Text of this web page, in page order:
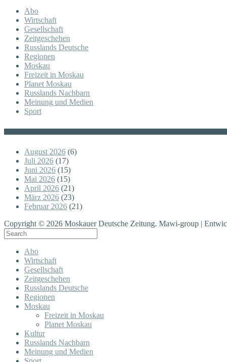
Abo
Wirtschaft
Gesellschaft
Zeitgeschehen
Russlands Deutsche
Regionen
Moskau
Freizeit in Moskau
Planet Moskau
Russlands Nachbarn
Meinung und Medien
Sport
August 2026 (6)
Juli 2026 (17)
Juni 2026 (15)
Mai 2026 (15)
April 2026 (21)
März 2026 (23)
Februar 2026 (21)
Copyright © 2026 Moskauer Deutsche Zeitung. Mawi-group |
Abo
Wirtschaft
Gesellschaft
Zeitgeschehen
Russlands Deutsche
Regionen
Moskau
Freizeit in Moskau
Planet Moskau
Kultur
Russlands Nachbarn
Meinung und Medien